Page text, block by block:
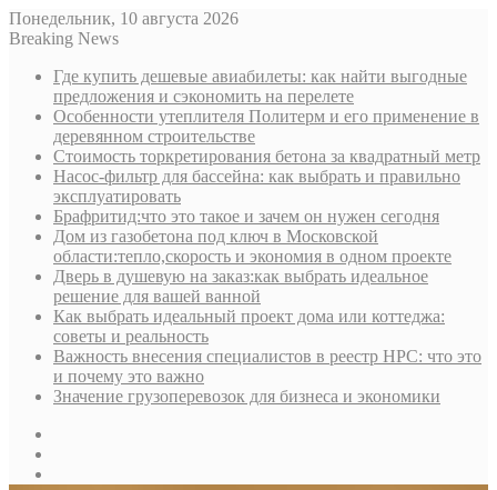
Понедельник, 10 августа 2026
Breaking News
Где купить дешевые авиабилеты: как найти выгодные
предложения и сэкономить на перелете
Особенности утеплителя Политерм и его применение в
деревянном строительстве
Стоимость торкретирования бетона за квадратный метр
Насос-фильтр для бассейна: как выбрать и правильно
эксплуатировать
Брафритид:что это такое и зачем он нужен сегодня
Дом из газобетона под ключ в Московской
области:тепло,скорость и экономия в одном проекте
Дверь в душевую на заказ:как выбрать идеальное
решение для вашей ванной
Как выбрать идеальный проект дома или коттеджа:
советы и реальность
Важность внесения специалистов в реестр НРС: что это
и почему это важно
Значение грузоперевозок для бизнеса и экономики